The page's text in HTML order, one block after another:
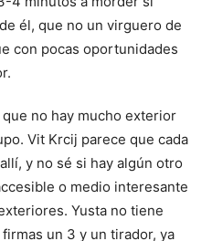
él, que no un virguero de
con pocas oportunidades
no hay mucho exterior
Vit Krcij parece que cada
y no sé si hay algún otro
o medio interesante
Yusta no tiene
un 3 y un tirador, ya